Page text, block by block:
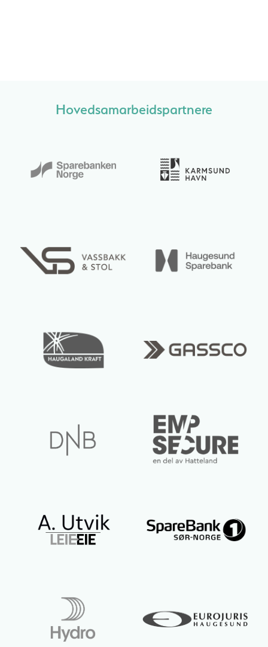
Hovedsamarbeidspartnere